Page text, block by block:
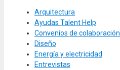
Arquitectura
Ayudas Talent Help
Convenios de colaboración
Diseño
Energía y electricidad
Entrevistas